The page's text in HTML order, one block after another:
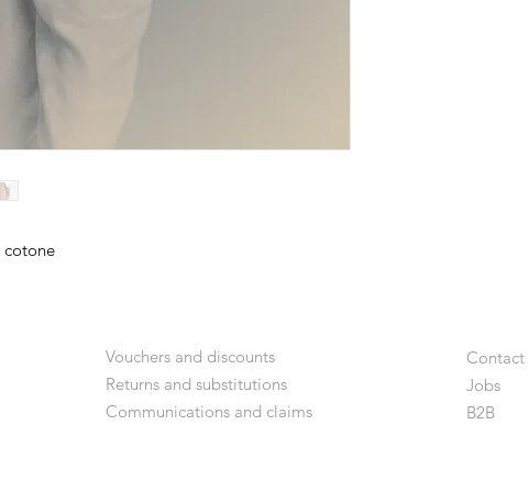
Contact
Jobs
B2B
Vouchers and discounts
Returns and substitutions
Communications and claims